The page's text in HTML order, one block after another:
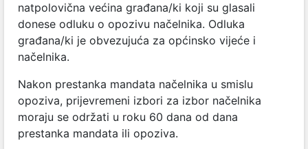
natpolovična većina građana/ki koji su glasali
donese odluku o opozivu načelnika. Odluka
građana/ki je obvezujuća za općinsko vijeće i
načelnika.
Nakon prestanka mandata načelnika u smislu
opoziva, prijevremeni izbori za izbor načelnika
moraju se održati u roku 60 dana od dana
prestanka mandata ili opoziva.